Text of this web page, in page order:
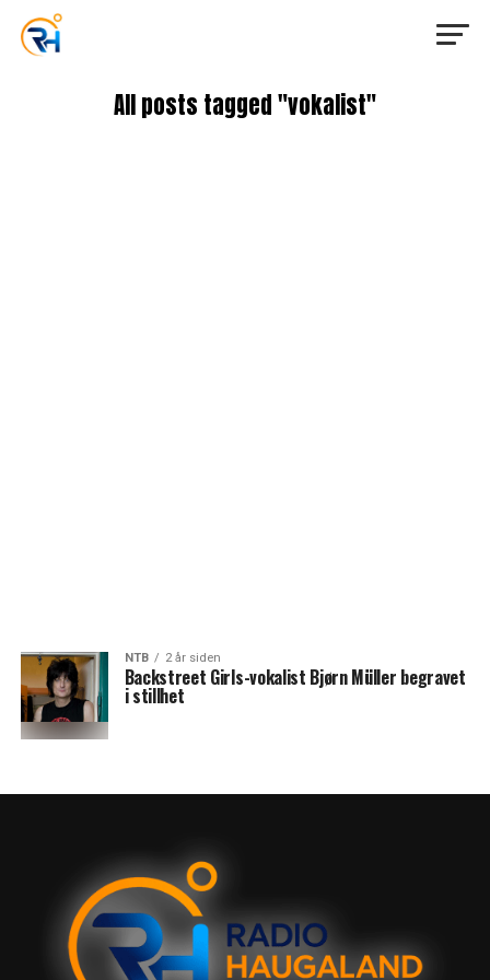
All posts tagged "vokalist"
NTB 2 år siden
Backstreet Girls-vokalist Bjørn Müller begravet
i stillhet